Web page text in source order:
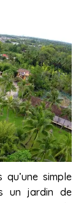
qu’une simple
un jardin de